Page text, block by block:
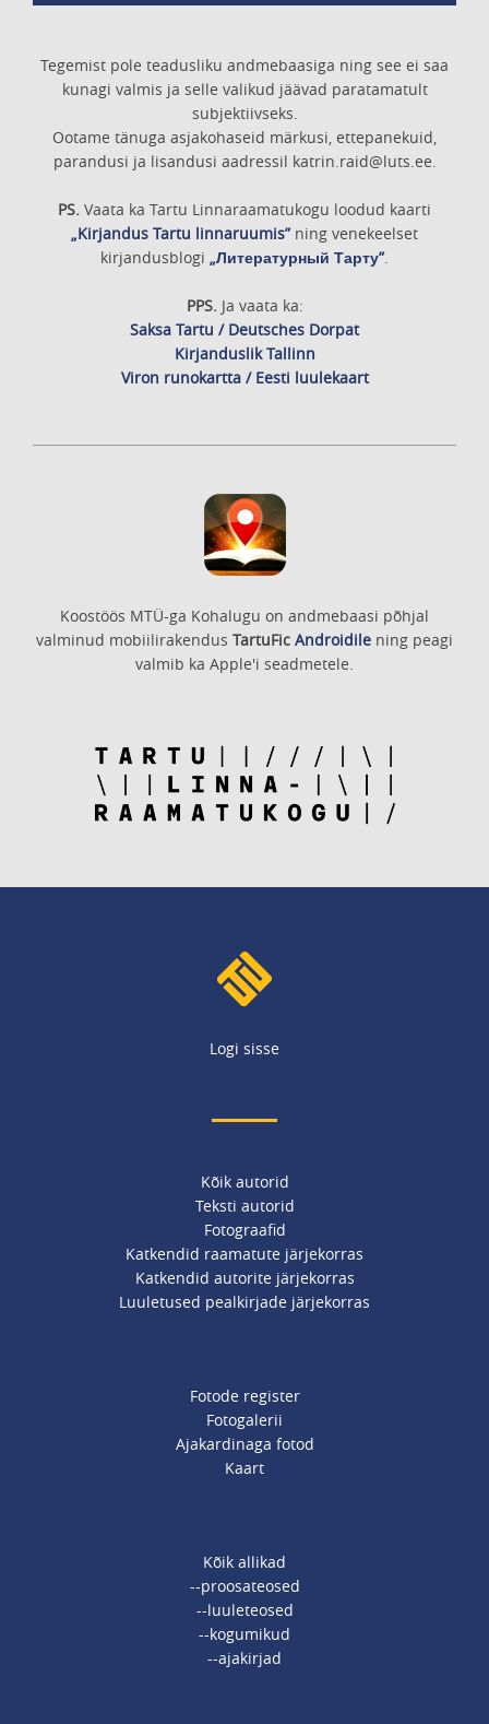
Tegemist pole teadusliku andmebaasiga ning see ei saa
kunagi valmis ja selle valikud jäävad paratamatult
subjektiivseks.
Ootame tänuga asjakohaseid märkusi, ettepanekuid,
parandusi ja lisandusi aadressil katrin.raid@luts.ee.
PS. Vaata ka Tartu Linnaraamatukogu loodud kaarti
„Kirjandus Tartu linnaruumis”ning venekeelset
kirjandusblogi „Литературный Тарту”.
PPS. Ja vaata ka:
Saksa Tartu / Deutsches Dorpat
Kirjanduslik Tallinn
Viron runokartta / Eesti luulekaart
Koostöös MTÜ-ga Kohalugu on andmebaasi põhjal
valminud mobiilirakendus TartuFic Androidile ning peagi
valmib ka Apple'i seadmetele.
Logi sisse
Kõik autorid
Teksti autorid
Fotograafid
Katkendid raamatute järjekorras
Katkendid autorite järjekorras
Luuletused pealkirjade järjekorras
Fotode register
Fotogalerii
Ajakardinaga fotod
Kaart
Kõik allikad
--proosateosed
--luuleteosed
--kogumikud
--ajakirjad